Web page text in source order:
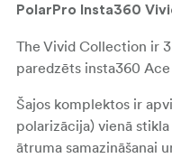
PolarPro Insta360
The Vivid Collection ir
paredzēts insta360
Šajos komplektos ir
polarizācija) vienā
ātruma samazināšanai